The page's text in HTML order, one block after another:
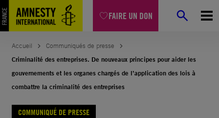
FAIRE UN DON
Aller
au
contenu
Accueil
Communiqués de presse
Criminalité des entreprises. De nouveaux principes pour aider les
gouvernements et les organes chargés de l’application des lois à
combattre la criminalité des entreprises
COMMUNIQUÉ DE PRESSE